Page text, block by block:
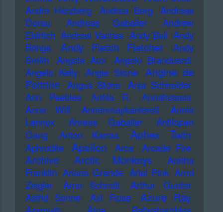
Andre Herzberg
Andrea Berg
Andreas
Dorau
Andreas Gabalier
Andrew
Eldritch Andrew Vachss Andy Bell Andy
Brings
Andy Fletch Fletcher
Andy
Smith
Angela Aux
Angelo Branduardi
Angelo Kelly
Angie Stone
Angine de
Poitrine Angus Stone Anja Schneider
Ann Peebles
AnNa R.
Annahstasia
Anne Will
Annenmaykantereit
Annie
Lennox
Anreas Gabalier
Antilopen
Gang
Anton Karras Aphex Twin
Aphrodite Apsilon Arca Arcade Fire
Archive Arctic Monkeys
Aretha
Franklin Ariana Grande Ariel Pink Arnd
Zeigler
Arno Schmitt
Arthur Gunter
Astrid Sonne
Axl Rose Azure Ray